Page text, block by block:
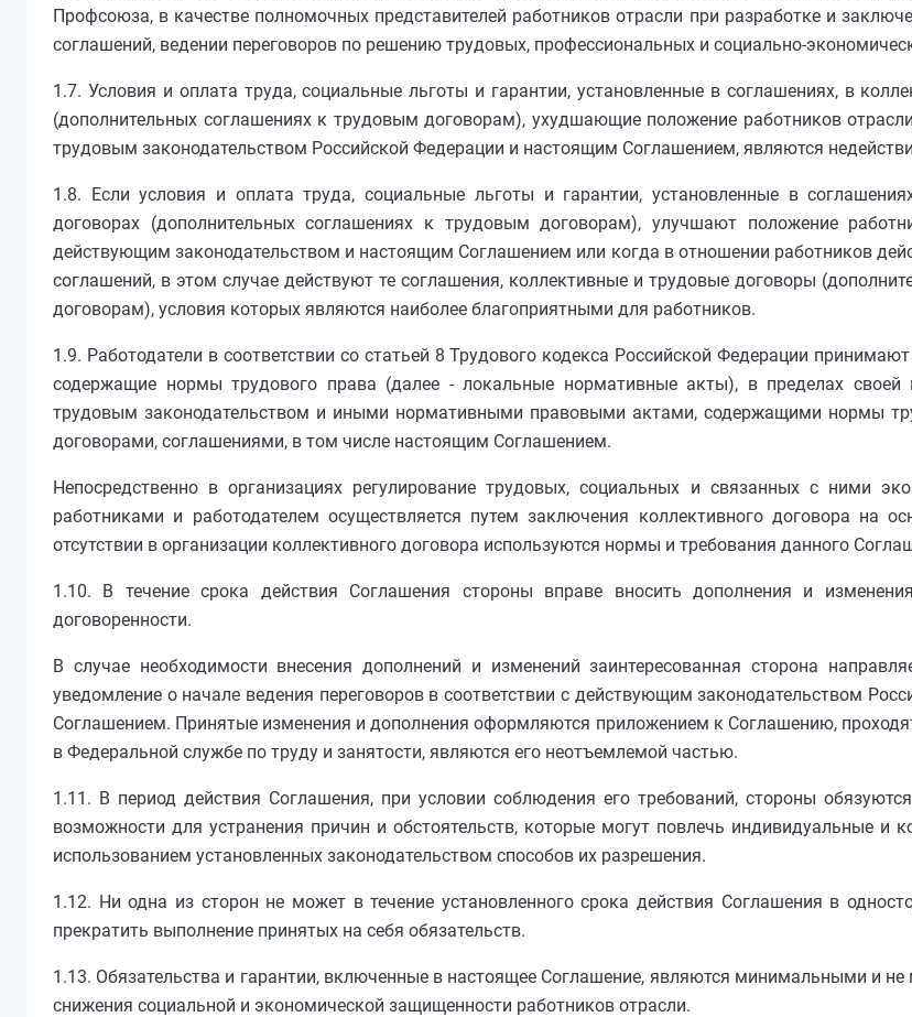
Профсоюза, в качестве полномочных представителей работников отрасли при разработке и
соглашений, ведении переговоров по решению трудовых, профессиональных и социально-
1.7. Условия и оплата труда, социальные льготы и гарантии, установленные в соглашениях, в
(дополнительных соглашениях к трудовым договорам), ухудшающие положение работников
трудовым законодательством Российской Федерации и настоящим Соглашением, являются
1.8. Если условия и оплата труда, социальные льготы и гарантии, установленные в
договорах (дополнительных соглашениях к трудовым договорам), улучшают положение
действующим законодательством и настоящим Соглашением или когда в отношении работников
соглашений, в этом случае действуют те соглашения, коллективные и трудовые договоры
договорам), условия которых являются наиболее благоприятными для работников.
1.9. Работодатели в соответствии со статьей 8 Трудового кодекса Российской Федерации
содержащие нормы трудового права (далее - локальные нормативные акты), в пределах своей
трудовым законодательством и иными нормативными правовыми актами, содержащими нормы
договорами, соглашениями, в том числе настоящим Соглашением.
Непосредственно в организациях регулирование трудовых, социальных и связанных с ними
работниками и работодателем осуществляется путем заключения коллективного договора на
отсутствии в организации коллективного договора используются нормы и требования данного
1.10. В течение срока действия Соглашения стороны вправе вносить дополнения и
договоренности.
В случае необходимости внесения дополнений и изменений заинтересованная сторона
уведомление о начале ведения переговоров в соответствии с действующим законодательством
Соглашением. Принятые изменения и дополнения оформляются приложением к Соглашению,
в Федеральной службе по труду и занятости, являются его неотъемлемой частью.
1.11. В период действия Соглашения, при условии соблюдения его требований, стороны
возможности для устранения причин и обстоятельств, которые могут повлечь индивидуальные и
использованием установленных законодательством способов их разрешения.
1.12. Ни одна из сторон не может в течение установленного срока действия Соглашения в
прекратить выполнение принятых на себя обязательств.
1.13. Обязательства и гарантии, включенные в настоящее Соглашение, являются минимальными и
снижения социальной и экономической защищенности работников отрасли.